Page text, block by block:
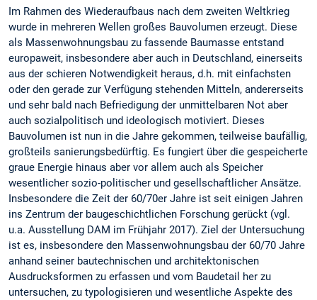
Im Rahmen des Wiederaufbaus nach dem zweiten Weltkrieg
wurde in mehreren Wellen großes Bauvolumen erzeugt. Diese
als Massenwohnungsbau zu fassende Baumasse entstand
europaweit, insbesondere aber auch in Deutschland, einerseits
aus der schieren Notwendigkeit heraus, d.h. mit einfachsten
oder den gerade zur Verfügung stehenden Mitteln, andererseits
und sehr bald nach Befriedigung der unmittelbaren Not aber
auch sozialpolitisch und ideologisch motiviert. Dieses
Bauvolumen ist nun in die Jahre gekommen, teilweise baufällig,
großteils sanierungsbedürftig. Es fungiert über die gespeicherte
graue Energie hinaus aber vor allem auch als Speicher
wesentlicher sozio-politischer und gesellschaftlicher Ansätze.
Insbesondere die Zeit der 60/70er Jahre ist seit einigen Jahren
ins Zentrum der baugeschichtlichen Forschung gerückt (vgl.
u.a. Ausstellung DAM im Frühjahr 2017). Ziel der Untersuchung
ist es, insbesondere den Massenwohnungsbau der 60/70 Jahre
anhand seiner bautechnischen und architektonischen
Ausdrucksformen zu erfassen und vom Baudetail her zu
untersuchen, zu typologisieren und wesentliche Aspekte des